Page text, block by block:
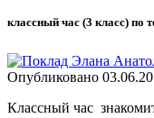
классный час (3 класс) по
Опубликовано
Классный час